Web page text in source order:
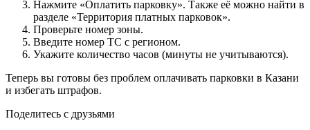
Нажмите «Оплатить парковку». Также её можно найти в
разделе «Территория платных парковок».
Проверьте номер зоны.
Введите номер ТС с регионом.
Укажите количество часов (минуты не учитываются).
Теперь вы готовы без проблем оплачивать парковки в Казани
и избегать штрафов.
Поделитесь с друзьями